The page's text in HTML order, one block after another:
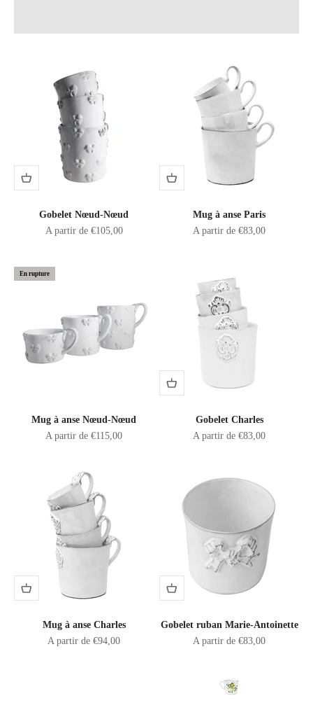
Gobelet Nœud-Nœud
Prix de vente
A partir de €105,00
Mug à anse Paris
Prix de vente
A partir de €83,00
En rupture
Mug à anse Nœud-Nœud
Prix de vente
A partir de €115,00
Gobelet Charles
Prix de vente
A partir de €83,00
Mug à anse Charles
Prix de vente
A partir de €94,00
Gobelet ruban Marie-Antoinette
Prix de vente
A partir de €83,00